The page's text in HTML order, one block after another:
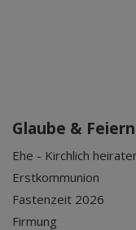
Glaube & Feiern
Ehe - Kirchlich
Erstkommunion
Fastenzeit 2026
Firmung